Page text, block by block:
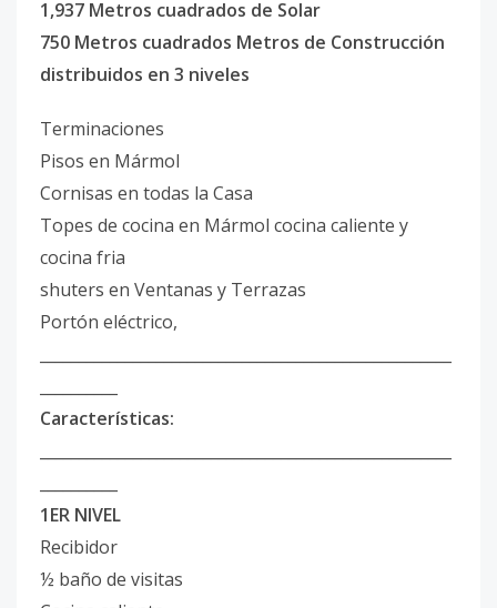
1,937 Metros cuadrados de Solar
750 Metros cuadrados Metros de Construcción
distribuidos en 3 niveles
Terminaciones
Pisos en Mármol
Cornisas en todas la Casa
Topes de cocina en Mármol cocina caliente y
cocina fria
shuters en Ventanas y Terrazas
Portón eléctrico,
Características:
1ER NIVEL
Recibidor
½ baño de visitas